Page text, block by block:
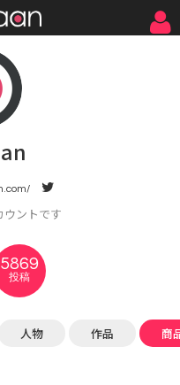
ウントです
5869
投稿
人物 作品 商